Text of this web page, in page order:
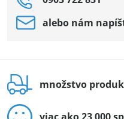
alebo nám
množstvo
viac ako 23 000